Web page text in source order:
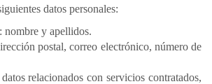
datos personales:
nombre y apellidos.
postal, correo electrónico, número de
relacionados con servicios contratados,